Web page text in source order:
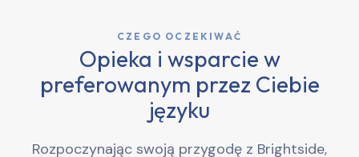
CZEGO OCZEKIWAĆ
Opieka i wsparcie w
preferowanym przez Ciebie
języku
Rozpoczynając swoją przygodę z Brightside,